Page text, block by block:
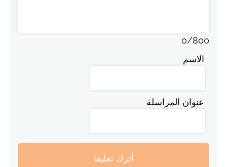
0/800
الاسم
عنوان المراسلة
أترك تعليقا